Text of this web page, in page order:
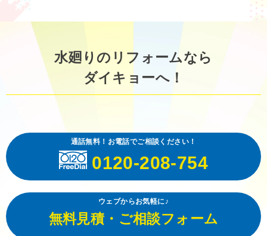
水廻りのリフォームなら
ダイキョーへ！
通話無料！お電話でご相談ください！
0120-208-754
ウェブからお気軽に♪
無料見積・ご相談フォーム